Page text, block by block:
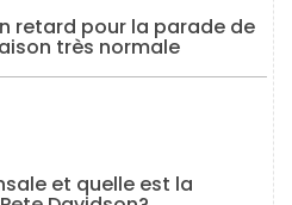
retard pour la parade de
très normale
et quelle est la